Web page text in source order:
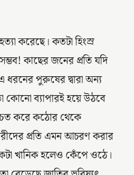
করেছে। কতটা হিংস্র
কাছের জনের প্রতি যদি
পুরুষের দ্বারা অন্য
কোনো ব্যাপারই হয়ে উঠবে
করে কঠোর থেকে
প্রতি এমন আচরণ করার
খানিক হলেও কেঁপে ওঠে।